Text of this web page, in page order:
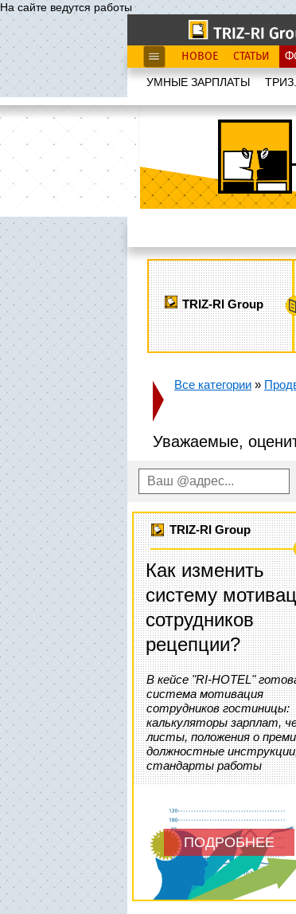
На сайте ведутся работы
НОВОЕ СТАТЬИ
УМНЫЕ ЗАРПЛАТЫ
TRIZ-RI Group
Все категории »
Уважаемые,
TRIZ-RI Group
Как изменить
систему
сотрудников
рецепции?
В кейсе "RI-HOTEL"
система мотивация
сотрудников гостиницы:
калькуляторы зарплат,
листы, положения о
должностные
стандарты работы
ПОДРОБНЕЕ